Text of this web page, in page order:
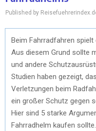
Published by
Beim Fahrradfahren spielt
Aus diesem Grund sollte
und andere
Studien haben gezeigt,
Verletzungen beim
ein großer Schutz gegen
Hier sind 5 starke
Fahrradhelm kaufen sollte.